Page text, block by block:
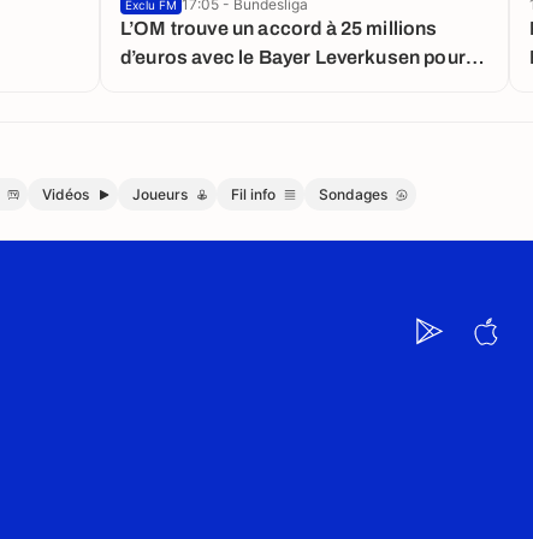
L’OM trouve un accord à 25 millions
d’euros avec le Bayer Leverkusen pour
Exclu FM 17:05 - Bundesliga
Vidéos Joueurs Fil info Sondages